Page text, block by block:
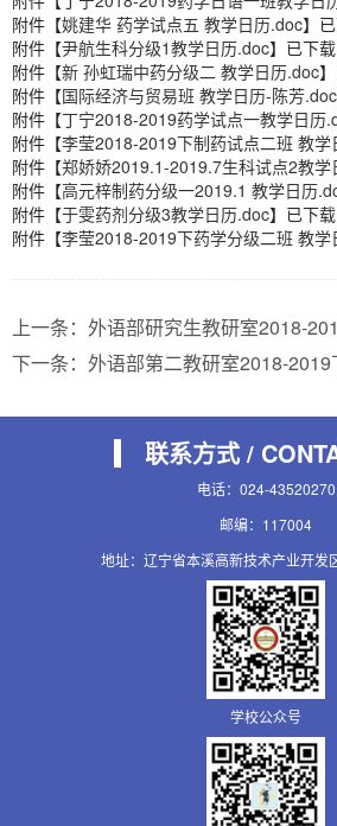
附件【姚建华 药学试点五 教学日历.doc】
附件【尹航生科分级1教学日历.doc】已下载
附件【新 孙虹瑞中药分级二 教学日历.doc
附件【国际经济与贸易班 教学日历-陈芳.doc
附件【丁宁2018-2019药学试点一教学日历
附件【李莹2018-2019下制药试点二班 教学
附件【郑娇娇2019.1-2019.7生科试点2教学
附件【高元梓制药分级一2019.1 教学日历
附件【于雯药剂分级3教学日历.doc】已下载
附件【李莹2018-2019下药学分级二班 教学
上一条： 外语部研究生教研室2018-
下一条： 外语部第二教研室2018-
联系方式 /
电话：024-43520270
邮编：117004
地址：辽宁省本溪高新技术产业开发
学校公众号